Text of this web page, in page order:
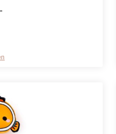
Schaltflächen
den gewünschten